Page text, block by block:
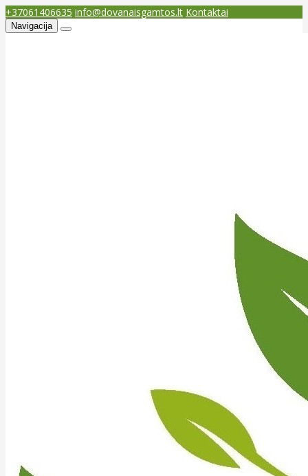
+37061406635 info@dovanaisgamtos.lt Kontaktai
Navigacija